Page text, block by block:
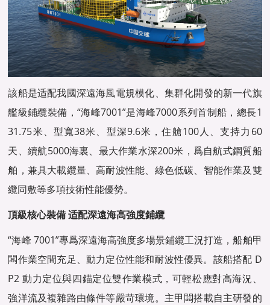
該船是适配我國深遠海風電規模化、集群化開發的新一代旗
艦級鋪纜裝備，“海峰7001”是海峰7000系列首制船，總長1
31.75米、型寬38米、型深9.6米，住艙100人、支持力60
天、續航5000海裏、最大作業水深200米，爲自航式鋼質船
舶，兼具大載纜量、高耐波性能、綠色低碳、智能作業及雙
纜同敷等多項技術性能優勢。
頂級核心裝備 适配深遠海高強度鋪纜
“海峰 7001”專爲深遠海高強度多場景鋪纜工況打造，船舶甲
闆作業空間充足、動力定位性能和耐波性優異。該船搭配 D
P2 動力定位與四錨定位雙作業模式，可輕松應對高海況、
強洋流及複雜路由條件等嚴苛環境。主甲闆搭載自主研發的